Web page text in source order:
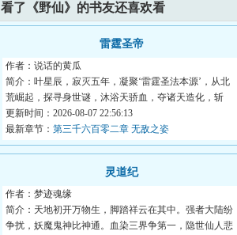
看了《野仙》的书友还喜欢看
雷霆圣帝
作者：说话的黄瓜
简介：叶星辰，寂灭五年，凝聚‘雷霆圣法本源’，从北
荒崛起，探寻身世谜，沐浴天骄血，夺诸天造化，斩
因...
更新时间：2026-08-07 22:56:13
最新章节： 第三千六百零二章 无敌之姿
灵道纪
作者：梦迹魂缘
简介：天地初开万物生，脚踏祥云在其中。强者大陆纷
争扰，妖魔鬼神比神通。血染三界争第一，隐世仙人悲